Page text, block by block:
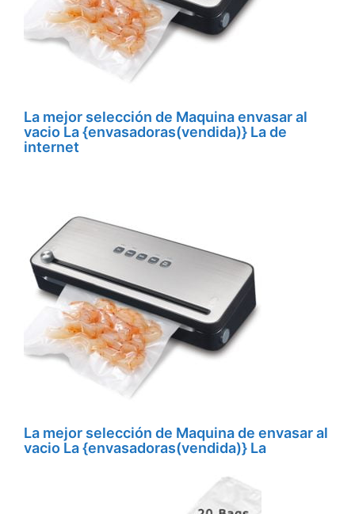
La mejor selección de Maquina envasar al
vacio La {envasadoras(vendida)} La de
internet
La mejor selección de Maquina de envasar al
vacio La {envasadoras(vendida)} La